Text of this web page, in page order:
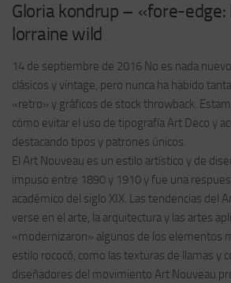
Gloria kondrup – «fore-edge:
lorraine wild
14 de septiembre de 2016 No es nada
clásicos y vintage, pero nunca ha habido
«retro» y gráficos de stock throwback.
cómo evitar el uso de tipografía Art Deco y
destacando tipos y patrones únicos.
El Art Nouveau es un estilo artístico y de
impuso entre 1890 y 1910 y fue una
académico del siglo XIX. Las tendencias del
verse en el arte, la arquitectura y las artes
«modernizaron» algunos de los elementos
estilo rococó, como las texturas de llamas y
diseñadores del movimiento Art Nouveau